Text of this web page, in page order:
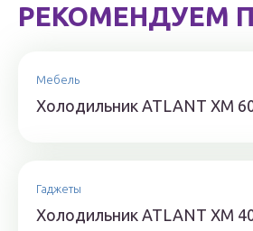
РЕКОМЕНДУЕМ
Мебель
Холодильник ATLANT ХМ
Гаджеты
Холодильник ATLANT ХМ